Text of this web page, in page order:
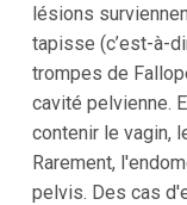
lésions
tapisse (c’est-à-
trompes de
cavité pelvienne.
contenir le vagin,
Rarement,
pelvis. Des cas